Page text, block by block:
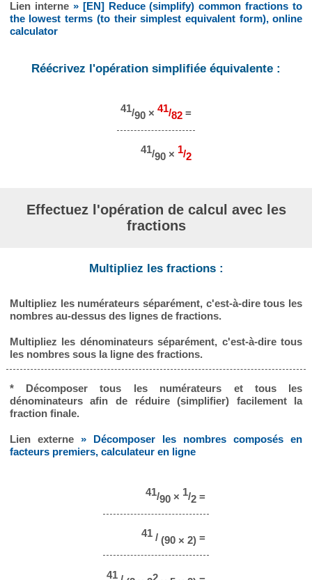
Lien interne » [EN] Reduce (simplify) common fractions to
the lowest terms (to their simplest equivalent form), online
calculator
Réécrivez l'opération simplifiée équivalente :
41/90 × 41/82 =
41/90 × 1/2
Effectuez l'opération de calcul avec les
fractions
Multipliez les fractions :
Multipliez les numérateurs séparément, c'est-à-dire tous les
nombres au-dessus des lignes de fractions.
Multipliez les dénominateurs séparément, c'est-à-dire tous
les nombres sous la ligne des fractions.
* Décomposer tous les numérateurs et tous les
dénominateurs afin de réduire (simplifier) facilement la
fraction finale.
Lien externe » Décomposer les nombres composés en
facteurs premiers, calculateur en ligne
41/90 × 1/2 =
41 / (90 × 2) =
41 2